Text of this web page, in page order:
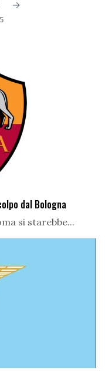
→
dal Bologna
si starebbe...